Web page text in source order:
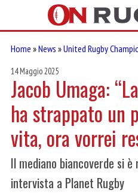
Home »News »United Rugby
14 Maggio 2025
Jacob Umaga:
ha strappato un
vita, ora vorrei
Il mediano biancoverde si
intervista a Planet Rugby